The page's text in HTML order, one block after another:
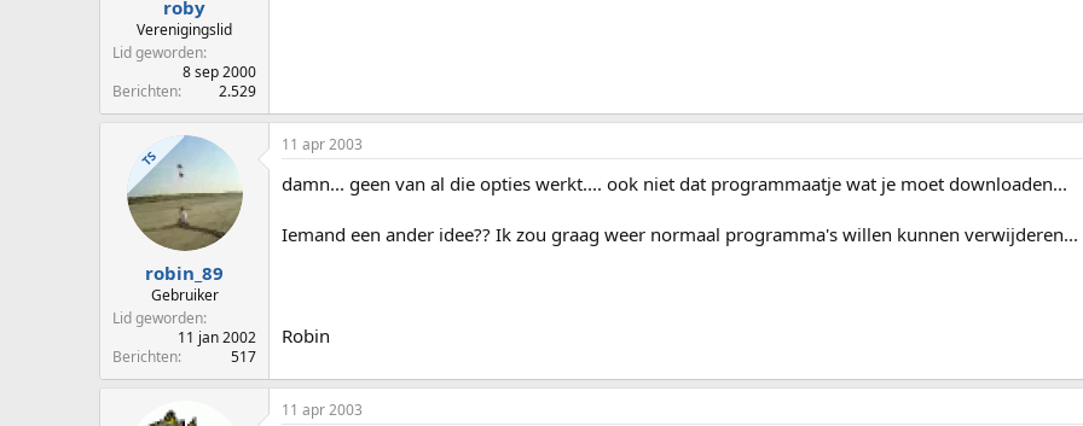
roby
Verenigingslid
Lid geworden
8 sep 2000
Berichten
2.529
TS
robin_89
Gebruiker
Lid geworden
11 jan 2002
Berichten
517
11 apr 2003
damn... geen van al die opties werkt.... ook niet dat programmaatje wat je moet downloaden...
Iemand een ander idee?? Ik zou graag weer normaal programma's willen kunnen verwijderen...
Robin
11 apr 2003